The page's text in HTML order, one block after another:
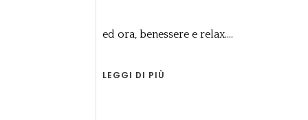
ed ora, benessere e relax....
LEGGI DI PIÙ